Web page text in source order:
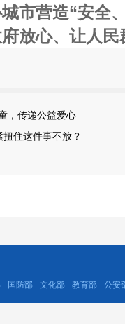
市营造“安全
放心、让人民
，传递公益爱心
住这件事不放？
国防部 文化部 教育部 公安